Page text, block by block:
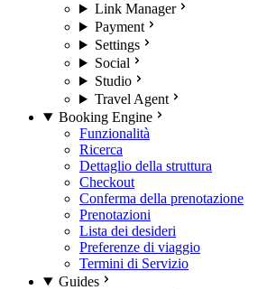
Link Manager
Payment
Settings
Social
Studio
Travel Agent
Booking Engine
Funzionalità
Ricerca
Dettaglio della struttura
Checkout
Conferma della prenotazione
Prenotazioni
Lista dei desideri
Preferenze di viaggio
Termini di Servizio
Guides